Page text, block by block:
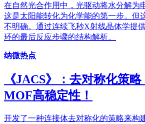
在自然光合作用中，光驱动将水分解为
这是太阳能转化为化学能的第一步。但
不明确。通过连续飞秒X射线晶体学提
环的最后反应步骤的结构解析。
纳微热点
《JACS》：去对称化策
MOF高稳定性！
开发了一种连接体去对称化的策略来构